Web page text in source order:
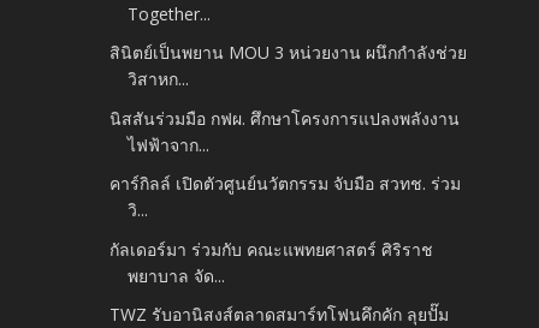
Together...
สินิตย์เป็นพยาน MOU 3 หน่วยงาน ผนึกกำลังช่วย
วิสาหก...
นิสสันร่วมมือ กฟผ. ศึกษาโครงการแปลงพลังงาน
ไฟฟ้าจาก...
คาร์กิลล์ เปิดตัวศูนย์นวัตกรรม จับมือ สวทช. ร่วม
วิ...
กัลเดอร์มา ร่วมกับ คณะแพทยศาสตร์ ศิริราช
พยาบาล จัด...
TWZ รับอานิสงส์ตลาดสมาร์ทโฟนคึกคัก ลุยปั๊ม